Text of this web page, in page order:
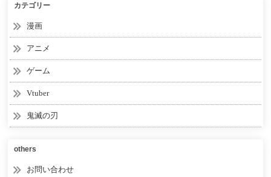
カテゴリー
漫画
アニメ
ゲーム
Vtuber
鬼滅の刃
others
お問い合わせ